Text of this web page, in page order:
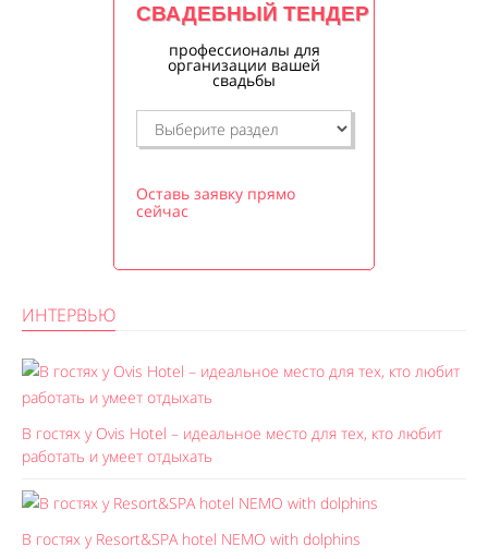
СВАДЕБНЫЙ ТЕНДЕР
профессионалы для
организации вашей
свадьбы
Оставь заявку прямо
сейчас
ИНТЕРВЬЮ
В гостях у Ovis Hotel – идеальное место для тех, кто любит
работать и умеет отдыхать
В гостях у Resort&SPA hotel NEMO with dolphins